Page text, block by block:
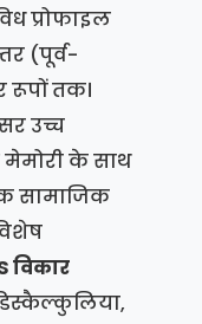
प्रोफाइल
(पूर्व-
रूपों तक।
उच्च
के साथ
सामाजिक
विकार